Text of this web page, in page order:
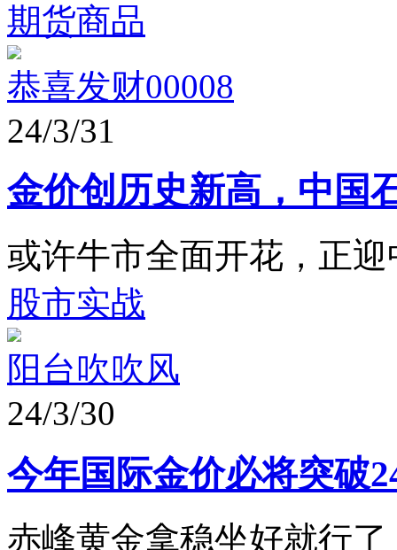
期货商品
恭喜发财00008
24/3/31
金价创历史新高，中国
或许牛市全面开花，正
股市实战
阳台吹吹风
24/3/30
今年国际金价必将突破
赤峰黄金拿稳坐好就行了